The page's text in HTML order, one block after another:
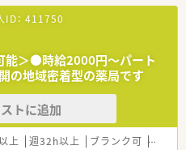
へ28店舗を展開し、訪問看護や
法人です
持たせており、急な休みでも対応
います
ジェクトチームを結成するなど、
ています
ており、周囲の景観と調和した落
： 411750
能＞●時給2000円～パート
の地域密着型の薬局です
トに追加
上 週32h以上 ブランク可 Ｗワ